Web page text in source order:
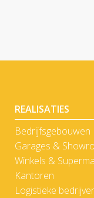
REALISATIES
Bedrijfsgebouwen
Garages &
Winkels &
Kantoren
Logistieke